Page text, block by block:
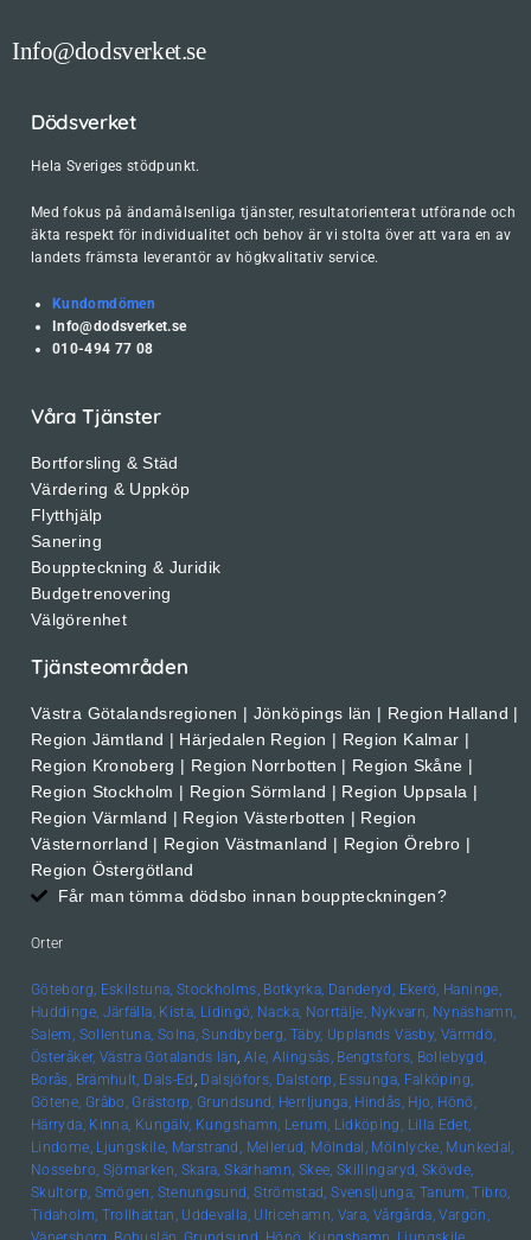
Info@dodsverket.se
Dödsverket
Hela Sveriges stödpunkt.
Med fokus på ändamålsenliga tjänster, resultatorienterat utförande och
äkta respekt för individualitet och behov är vi stolta över att vara en av
landets främsta leverantör av högkvalitativ service.
Kundomdömen
Info@dodsverket.se
010-494 77 08
Våra Tjänster
Bortforsling & Städ
Värdering & Uppköp
Flytthjälp
Sanering
Bouppteckning & Juridik
Budgetrenovering
Välgörenhet
Tjänsteområden
Västra Götalandsregionen | Jönköpings län | Region Halland |
Region Jämtland | Härjedalen Region | Region Kalmar |
Region Kronoberg | Region Norrbotten | Region Skåne |
Region Stockholm | Region Sörmland | Region Uppsala |
Region Värmland | Region Västerbotten | Region
Västernorrland | Region Västmanland | Region Örebro |
Region Östergötland
Får man tömma dödsbo innan bouppteckningen?
Orter
Göteborg, Eskilstuna, Stockholms, Botkyrka, Danderyd, Ekerö, Haninge,
Huddinge, Järfälla, Kista, Lidingö, Nacka, Norrtälje, Nykvarn, Nynäshamn,
Salem, Sollentuna, Solna, Sundbyberg, Täby, Upplands Väsby, Värmdö,
Österåker, Västra Götalands län, Ale, Alingsås, Bengtsfors, Bollebygd,
Borås, Brämhult, Dals-Ed , Dalsjöfors, Dalstorp, Essunga, Falköping,
Götene, Gråbo, Grästorp, Grundsund, Herrljunga, Hindås, Hjo, Hönö,
Härryda, Kinna, Kungälv, Kungshamn, Lerum, Lidköping, Lilla Edet,
Lindome, Ljungskile, Marstrand, Mellerud, Mölndal, Mölnlycke, Munkedal,
Nossebro, Sjömarken, Skara, Skärhamn, Skee, Skillingaryd, Skövde,
Skultorp, Smögen, Stenungsund, Strömstad, Svensljunga, Tanum, Tibro,
Tidaholm, Trollhättan, Uddevalla, Ulricehamn, Vara, Vårgårda, Vargön,